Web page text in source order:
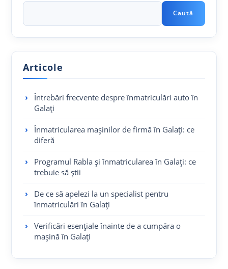
Caută
Articole
Întrebări frecvente despre înmatriculări auto în
Galați
Înmatricularea mașinilor de firmă în Galați: ce
diferă
Programul Rabla și înmatricularea în Galați: ce
trebuie să știi
De ce să apelezi la un specialist pentru
înmatriculări în Galați
Verificări esențiale înainte de a cumpăra o
mașină în Galați